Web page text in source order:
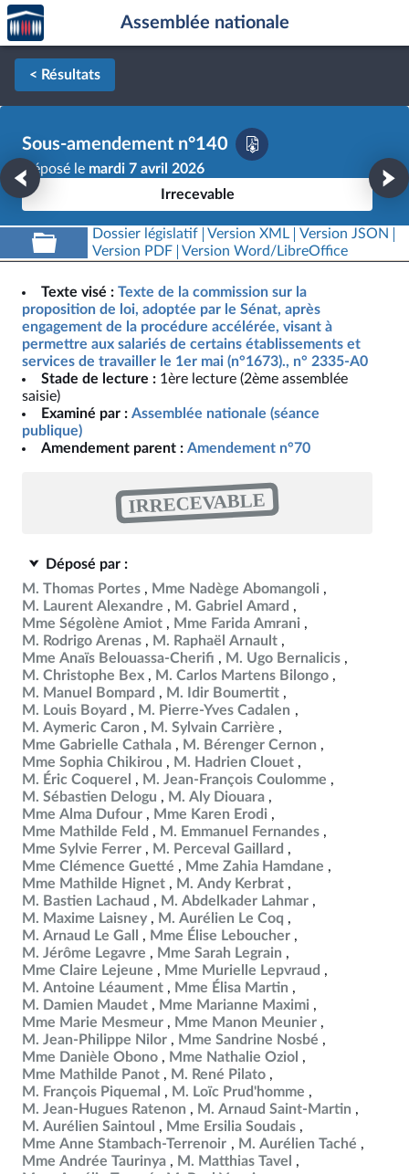
Aller au contenu
Aller en bas de la page
Accèder
à la
page
d'accueil
Assemblée nationale
< Résultats
Sous-amendement n°140
Déposé le mardi 7 avril 2026
Irrecevable
Dossier législatif Version XML
Version JSON
Version PDF
Version Word/LibreOffice
Texte visé : Texte de la commission sur la
proposition de loi, adoptée par le Sénat, après
engagement de la procédure accélérée, visant à
permettre aux salariés de certains établissements et
services de travailler le 1er mai (n°1673)., n° 2335-A0
Stade de lecture : 1ère lecture (2ème assemblée
saisie)
Examiné par : Assemblée nationale (séance
publique)
Amendement parent : Amendement n°70
IRRECEVABLE
Déposé par :
M. Thomas Portes
Mme Nadège Abomangoli
M. Laurent Alexandre
M. Gabriel Amard
Mme Ségolène Amiot
Mme Farida Amrani
M. Rodrigo Arenas
M. Raphaël Arnault
Mme Anaïs Belouassa-Cherifi
M. Ugo Bernalicis
M. Christophe Bex
M. Carlos Martens Bilongo
M. Manuel Bompard
M. Idir Boumertit
M. Louis Boyard
M. Pierre-Yves Cadalen
M. Aymeric Caron
M. Sylvain Carrière
Mme Gabrielle Cathala
M. Bérenger Cernon
Mme Sophia Chikirou
M. Hadrien Clouet
M. Éric Coquerel
M. Jean-François Coulomme
M. Sébastien Delogu
M. Aly Diouara
Mme Alma Dufour
Mme Karen Erodi
Mme Mathilde Feld
M. Emmanuel Fernandes
Mme Sylvie Ferrer
M. Perceval Gaillard
Mme Clémence Guetté
Mme Zahia Hamdane
Mme Mathilde Hignet
M. Andy Kerbrat
M. Bastien Lachaud
M. Abdelkader Lahmar
M. Maxime Laisney
M. Aurélien Le Coq
M. Arnaud Le Gall
Mme Élise Leboucher
M. Jérôme Legavre
Mme Sarah Legrain
Mme Claire Lejeune
Mme Murielle Lepvraud
M. Antoine Léaument
Mme Élisa Martin
M. Damien Maudet
Mme Marianne Maximi
Mme Marie Mesmeur
Mme Manon Meunier
M. Jean-Philippe Nilor
Mme Sandrine Nosbé
Mme Danièle Obono
Mme Nathalie Oziol
Mme Mathilde Panot
M. René Pilato
M. François Piquemal
M. Loïc Prud'homme
M. Jean-Hugues Ratenon
M. Arnaud Saint-Martin
M. Aurélien Saintoul
Mme Ersilia Soudais
Mme Anne Stambach-Terrenoir
M. Aurélien Taché
Mme Andrée Taurinya
M. Matthias Tavel